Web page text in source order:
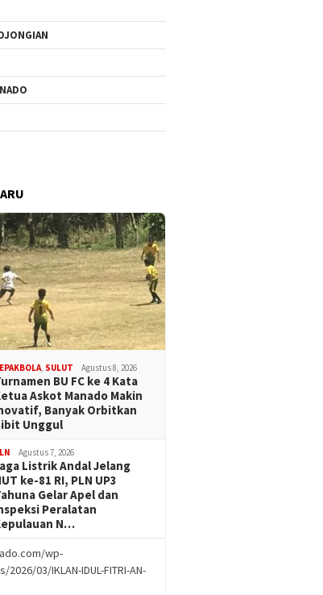
SULUT Agustus 8, 2026
BU FC ke 4 Kata
Askot Manado Makin
Banyak Orbitkan
Unggul
Agustus 7, 2026
Listrik Andal Jelang
ke-81 RI, PLN UP3
Gelar Apel dan
Peralatan
N…
wp-
03/IKLAN-IDUL-FITRI-AN-